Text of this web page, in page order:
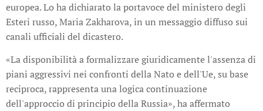
europea. Lo ha dichiarato la portavoce del ministero degli
Esteri russo, Maria Zakharova, in un messaggio diffuso sui
canali ufficiali del dicastero.
«La disponibilità a formalizzare giuridicamente l'assenza di
piani aggressivi nei confronti della Nato e dell'Ue, su base
reciproca, rappresenta una logica continuazione
dell'approccio di principio della Russia», ha affermato